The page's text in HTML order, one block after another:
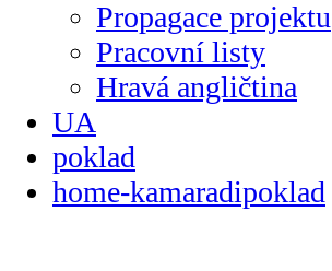
Propagace projektu
Pracovní listy
Hravá angličtina
UA
poklad
home-kamaradipoklad